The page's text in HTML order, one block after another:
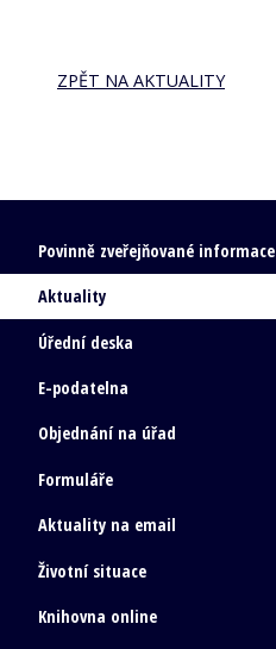
ZPĚT NA AKTUALITY
Povinně zveřejňované informace
Aktuality
Úřední deska
E-podatelna
Objednání na úřad
Formuláře
Aktuality na email
Životní situace
Knihovna online